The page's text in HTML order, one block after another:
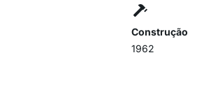
Construção
1962